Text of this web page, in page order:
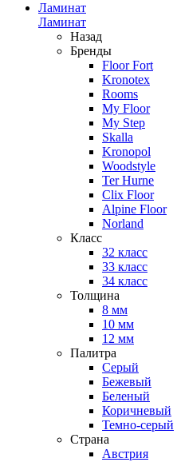
Ламинат
Ламинат
Назад
Бренды
Floor Fort
Kronotex
Rooms
My Floor
My Step
Skalla
Kronopol
Woodstyle
Ter Hurne
Clix Floor
Alpine Floor
Norland
Класс
32 класс
33 класс
34 класс
Толщина
8 мм
10 мм
12 мм
Палитра
Серый
Бежевый
Беленый
Коричневый
Темно-серый
Страна
Австрия